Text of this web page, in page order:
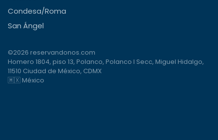
Condesa/Roma
San Ángel
©2026 reservandonos.com
Homero 1804, piso 13, Polanco, Polanco I Secc, Miguel Hidalgo,
11510 Ciudad de México, CDMX
🇲🇽 México